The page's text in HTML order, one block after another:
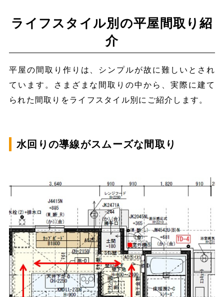
ライフスタイル別の平屋間取り紹
介
平屋の間取り作りは、シンプルが故に難しいとされ
ています。さまざまな間取りの中から、実際に建て
られた間取りをライフスタイル別にご紹介します。
水回りの導線がスムーズな間取り